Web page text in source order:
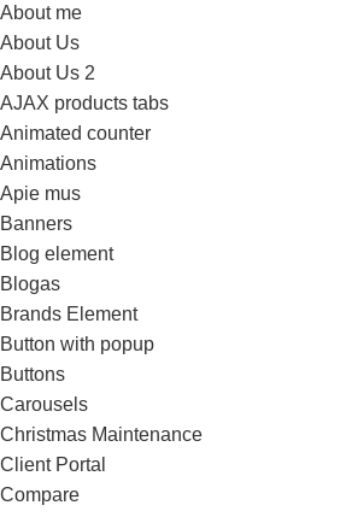
About me
About Us
About Us 2
AJAX products tabs
Animated counter
Animations
Apie mus
Banners
Blog element
Blogas
Brands Element
Button with popup
Buttons
Carousels
Christmas Maintenance
Client Portal
Compare